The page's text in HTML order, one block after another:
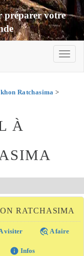
préparer votre
Ratchasima >
À
RATCHASIMA
visiter travel_explore A faire
info Infos